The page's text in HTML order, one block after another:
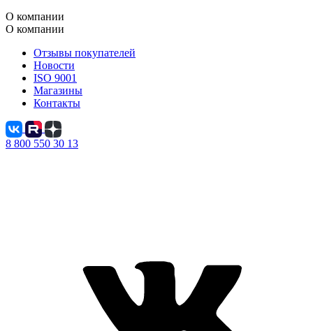
О компании
О компании
Отзывы покупателей
Новости
ISO 9001
Магазины
Контакты
8 800 550 30 13